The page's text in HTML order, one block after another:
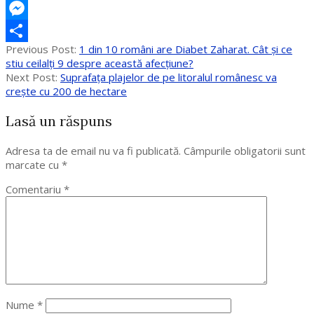
X
Messenger
Partajează
2020-
09-
18
Previous Post: 1 din 10 români are Diabet Zaharat. Cât și ce
stiu ceilalți 9 despre această afecțiune?
Next Post: Suprafața plajelor de pe litoralul românesc va
crește cu 200 de hectare
Lasă un răspuns
Adresa ta de email nu va fi publicată. Câmpurile obligatorii sunt
marcate cu *
Comentariu *
Nume *